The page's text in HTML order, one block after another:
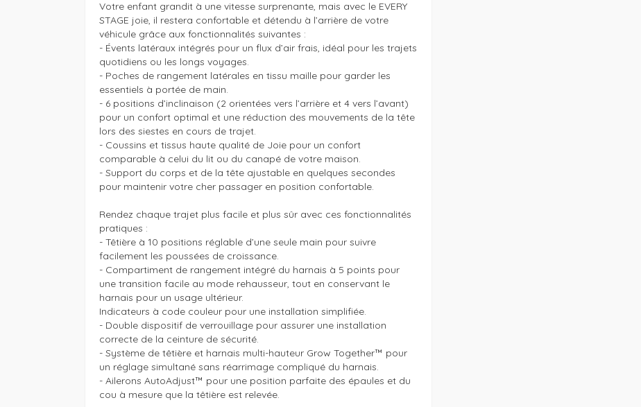
Votre enfant grandit à une vitesse surprenante, mais avec le EVERY
STAGE joie, il restera confortable et détendu à l’arrière de votre
véhicule grâce aux fonctionnalités suivantes :
- Évents latéraux intégrés pour un flux d’air frais, idéal pour les trajets
quotidiens ou les longs voyages.
- Poches de rangement latérales en tissu maille pour garder les
essentiels à portée de main.
- 6 positions d’inclinaison (2 orientées vers l’arrière et 4 vers l’avant)
pour un confort optimal et une réduction des mouvements de la tête
lors des siestes en cours de trajet.
- Coussins et tissus haute qualité de Joie pour un confort
comparable à celui du lit ou du canapé de votre maison.
- Support du corps et de la tête ajustable en quelques secondes
pour maintenir votre cher passager en position confortable.
Rendez chaque trajet plus facile et plus sûr avec ces fonctionnalités
pratiques :
- Têtière à 10 positions réglable d’une seule main pour suivre
facilement les poussées de croissance.
- Compartiment de rangement intégré du harnais à 5 points pour
une transition facile au mode rehausseur, tout en conservant le
harnais pour un usage ultérieur.
Indicateurs à code couleur pour une installation simplifiée.
- Double dispositif de verrouillage pour assurer une installation
correcte de la ceinture de sécurité.
- Système de têtière et harnais multi-hauteur Grow Together™ pour
un réglage simultané sans réarrimage compliqué du harnais.
- Ailerons AutoAdjust™ pour une position parfaite des épaules et du
cou à mesure que la têtière est relevée.